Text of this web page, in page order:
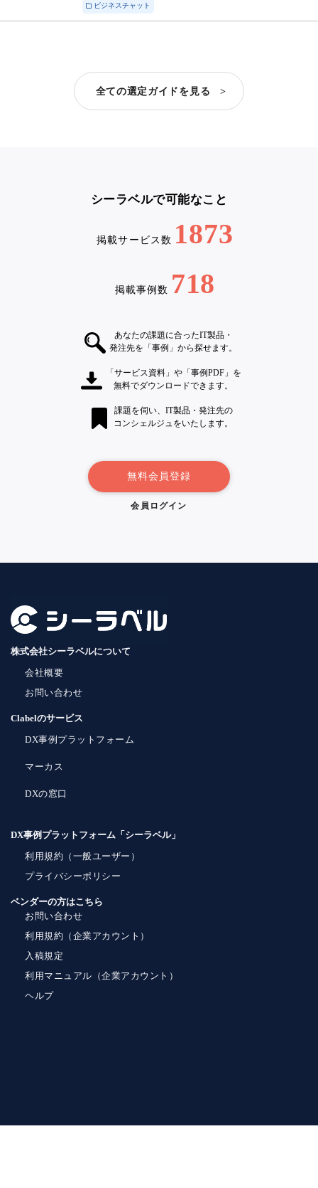
ビジネスチャット
全ての選定ガイドを見る >
シーラベルで可能なこと
掲載サービス数 1873
掲載事例数 718
あなたの課題に合ったIT製品・
発注先を「事例」から探せます。
「サービス資料」や「事例PDF」を
無料でダウンロードできます。
課題を伺い、IT製品・発注先の
コンシェルジュをいたします。
無料会員登録
会員ログイン
株式会社シーラベルについて
会社概要
お問い合わせ
Clabelのサービス
DX事例プラットフォーム
マーカス
DXの窓口
DX事例プラットフォーム「シーラベル」
利用規約（一般ユーザー）
プライバシーポリシー
ベンダーの方はこちら
お問い合わせ
利用規約（企業アカウント）
入稿規定
利用マニュアル（企業アカウント）
ヘルプ